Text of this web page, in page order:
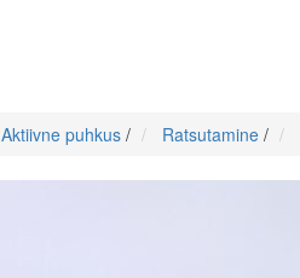
Aktiivne puhkus / Ratsutamine /